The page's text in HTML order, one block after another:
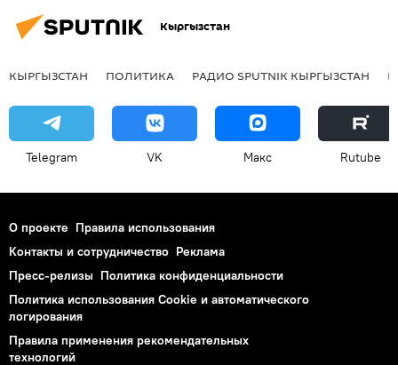
Кыргызстан
КЫРГЫЗСТАН ПОЛИТИКА РАДИО SPUTNIK КЫРГЫЗСТАН
Telegram VK Макс Rutube
О проекте Правила использования
Контакты и сотрудничество Реклама
Пресс-релизы Политика конфиденциальности
Политика использования Cookie и автоматического
логирования
Правила применения рекомендательных
технологий